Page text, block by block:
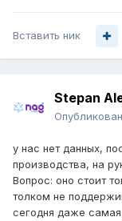
Вставить ник
Stepan
у нас нет данных,
производства, на
Вопрос: оно стоит
толком не
сегодня даже